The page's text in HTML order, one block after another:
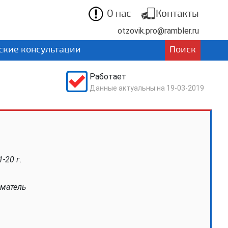
О нас Контакты
otzovik.pro@rambler.ru
консультации Поиск
Работает
Данные актуальны на 19-03-2019
20 г.